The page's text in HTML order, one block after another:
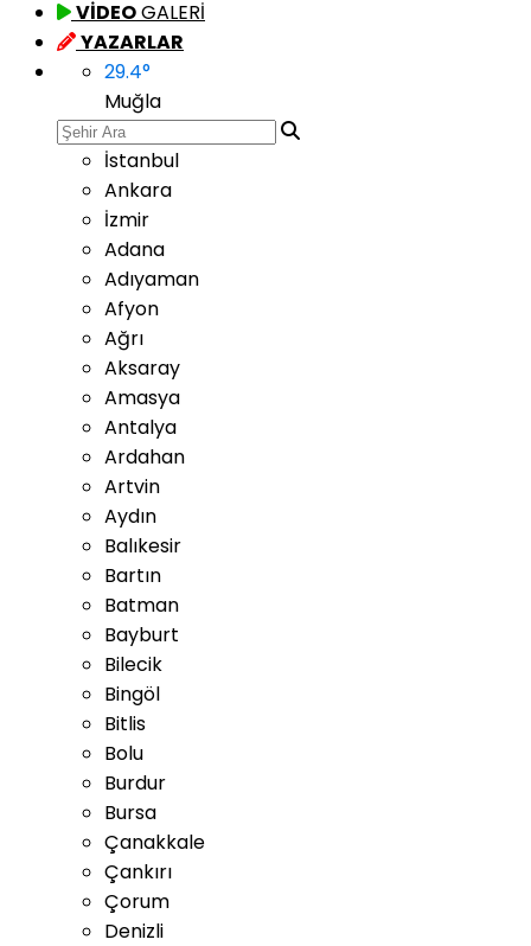
VİDEOGALERİ
YAZARLAR
29.4°
Muğla
İstanbul
Ankara
İzmir
Adana
Adıyaman
Afyon
Ağrı
Aksaray
Amasya
Antalya
Ardahan
Artvin
Aydın
Balıkesir
Bartın
Batman
Bayburt
Bilecik
Bingöl
Bitlis
Bolu
Burdur
Bursa
Çanakkale
Çankırı
Çorum
Denizli